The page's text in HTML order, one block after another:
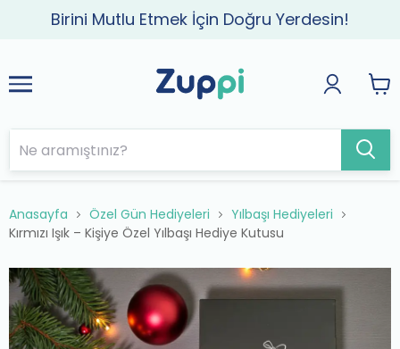
Birini Mutlu Etmek İçin Doğru Yerdesin!
Anasayfa Özel Gün Hediyeleri
Yılbaşı Hediyeleri
Kırmızı Işık – Kişiye Özel Yılbaşı Hediye Kutusu